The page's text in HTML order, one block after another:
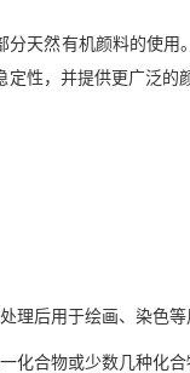
天然有机颜料的使
性，并提供更广泛的
理后用于绘画、染色等
化合物或少数几种化合